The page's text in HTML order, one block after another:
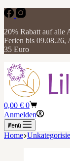
20% Rabatt auf alle
Ferien bis 09.08.26,
35 Euro
Warenkorb
0,00 € 0
Anmelden
Menü
Home